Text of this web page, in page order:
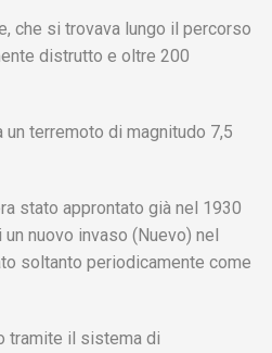
che si trovava lungo il percorso
distrutto e oltre 200
terremoto di magnitudo 7,5
stato approntato già nel 1930
nuovo invaso (Nuevo) nel
soltanto periodicamente come
tramite il sistema di